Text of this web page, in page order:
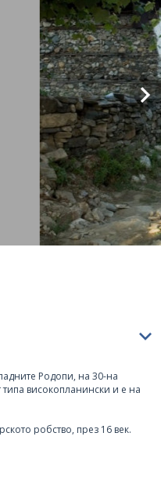
Родопи, на 30-на
типа високопланински и е на
робство, през 16 век.
и преживява подем.